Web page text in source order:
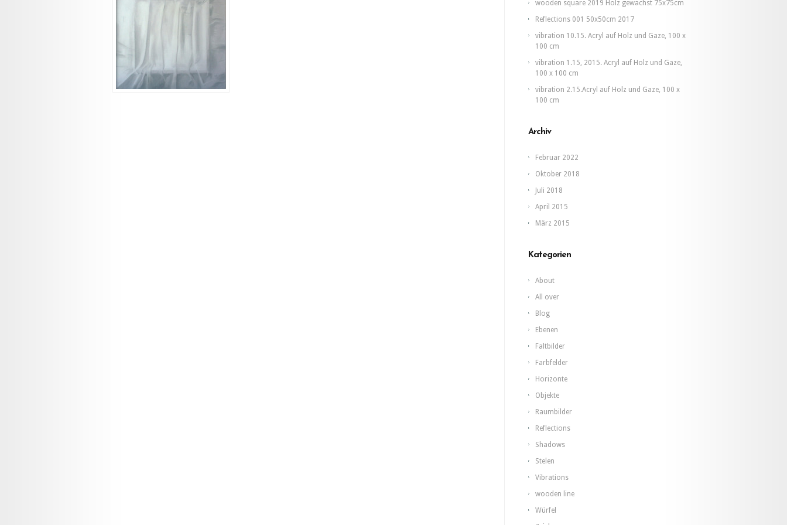
100
cm.
wooden square 2019 Holz gewachst 75x75cm
Reflections 001 50x50cm 2017
vibration 10.15. Acryl auf Holz und Gaze, 100 x
100 cm
vibration 1.15, 2015. Acryl auf Holz und Gaze,
100 x 100 cm
vibration 2.15.Acryl auf Holz und Gaze, 100 x
100 cm
Archiv
Februar 2022
Oktober 2018
Juli 2018
April 2015
März 2015
Kategorien
About
All over
Blog
Ebenen
Faltbilder
Farbfelder
Horizonte
Objekte
Raumbilder
Reflections
Shadows
Stelen
Vibrations
wooden line
Würfel